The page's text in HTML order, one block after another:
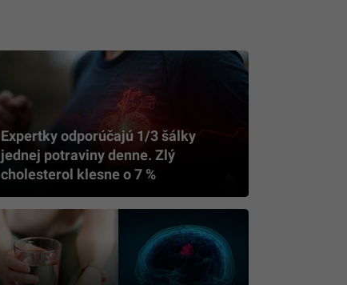
Expertky odporúčajú 1/3 šálky
jednej potraviny denne. Zlý
cholesterol klesne o 7 %